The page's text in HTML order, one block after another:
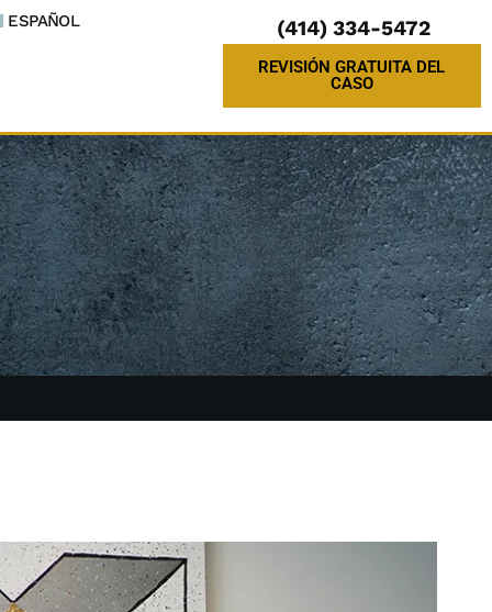
ESPAÑOL (414) 334-5472
REVISIÓN GRATUITA DEL
CASO